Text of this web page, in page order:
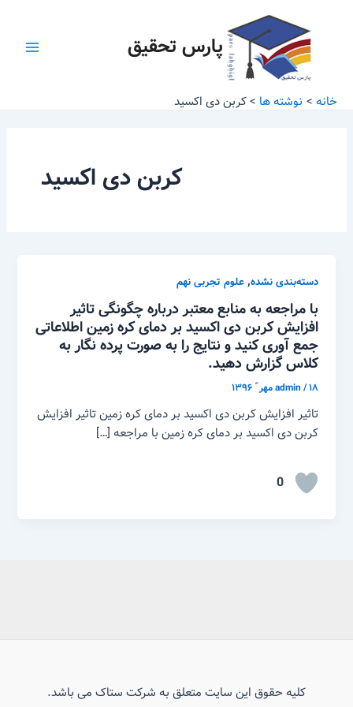
پارس تحقیق
خانه نوشته ها کربن دی اکسید
کربن دی اکسید
دسته‌بندی نشده,علوم تجربی نهم
با مراجعه به منابع معتبر درباره چگونگی تاثیر
افزایش کربن دی اکسید بر دمای کره زمین اطلاعاتی
جمع آوری کنید و نتایج را به صورت پرده نگار به
کلاس گزارش دهید.
admin/۱۸ مهر ّ ۱۳۹۶
تاثیر افزایش کربن دی اکسید بر دمای کره زمین تاثیر افزایش
کربن دی اکسید بر دمای کره زمین با مراجعه […]
0
کلیه حقوق این سایت متعلق به شرکت ستاک می باشد.